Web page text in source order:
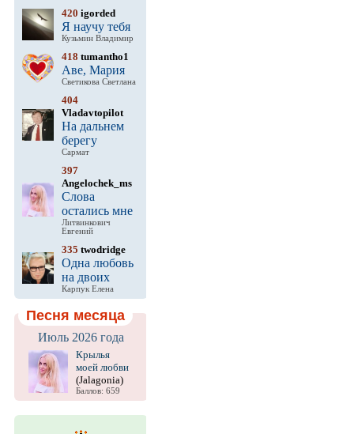
420 igorded
Я научу тебя
Кузьмин Владимир
418 tumantho1
Аве, Мария
Светикова Светлана
404
Vladavtopilot
На дальнем
берегу
Сармат
397
Angelochek_ms
Слова
остались мне
Литвинкович
Евгений
335 twodridge
Одна любовь
на двоих
Карпук Елена
Песня месяца
Июль 2026 года
Крылья
моей любви
(Jalagonia)
Баллов: 659